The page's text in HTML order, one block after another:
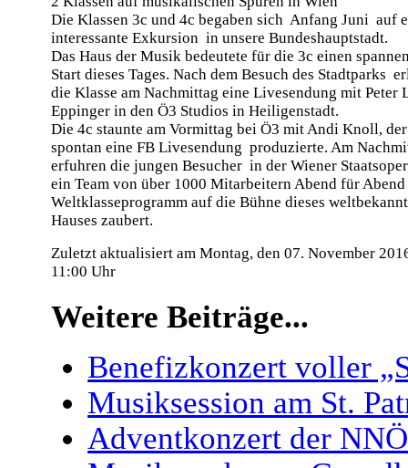
Die Klassen 3c und 4c begaben sich Anfang Juni auf
interessante Exkursion in unsere Bundeshauptstadt.
Das Haus der Musik bedeutete für die 3c einen
Start dieses Tages. Nach dem Besuch des Stadtparks
die Klasse am Nachmittag eine Livesendung mit Peter
Eppinger in den Ö3 Studios in Heiligenstadt.
Die 4c staunte am Vormittag bei Ö3 mit Andi Knoll, der
spontan eine FB Livesendung produzierte. Am
erfuhren die jungen Besucher in der Wiener
ein Team von über 1000 Mitarbeitern Abend für
Weltklasseprogramm auf die Bühne dieses
Hauses zaubert.
Zuletzt aktualisiert am Montag, den 07. November
11:00 Uhr
Weitere Beiträge...
Benefizkonzert voller
Musiksession am St.
Adventkonzert der